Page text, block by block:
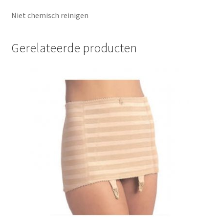
Niet chemisch reinigen
Gerelateerde producten